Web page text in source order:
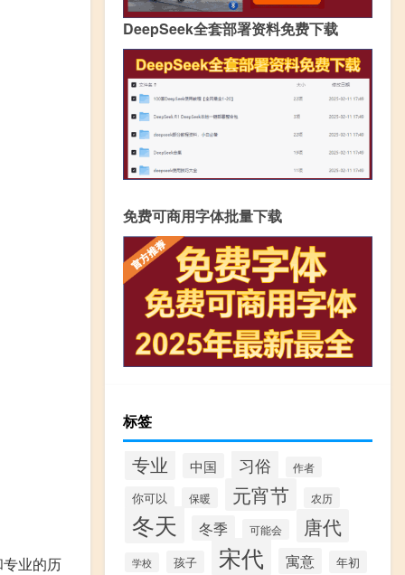
业的历
DeepSeek全套部署资料免费下载
免费可商用字体批量下载
标签
专业 中国 习俗 作者
你可以 保暖 元宵节 农历
冬天 冬季 可能会 唐代
学校 孩子 宋代 寓意 年初